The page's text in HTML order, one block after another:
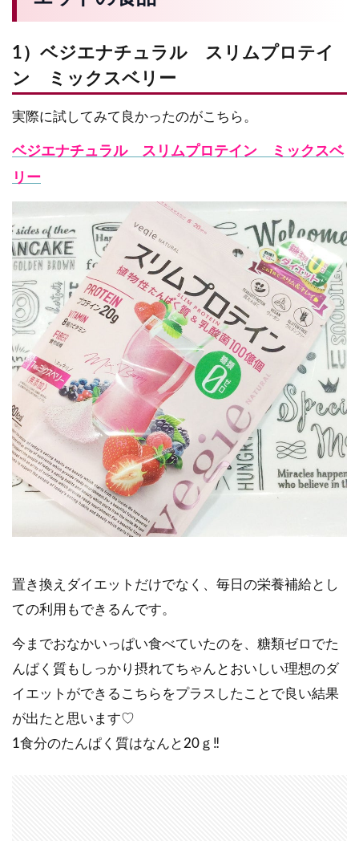
1）ベジエナチュラル スリムプロテイ
ン ミックスベリー
実際に試してみて良かったのがこちら。
ベジエナチュラル スリムプロテイン ミックスベ
リー
置き換えダイエットだけでなく、毎日の栄養補給とし
ての利用もできるんです。
今までおなかいっぱい食べていたのを、糖類ゼロでた
んぱく質もしっかり摂れてちゃんとおいしい理想のダ
イエットができるこちらをプラスしたことで良い結果
が出たと思います♡
1食分のたんぱく質はなんと20ｇ‼️